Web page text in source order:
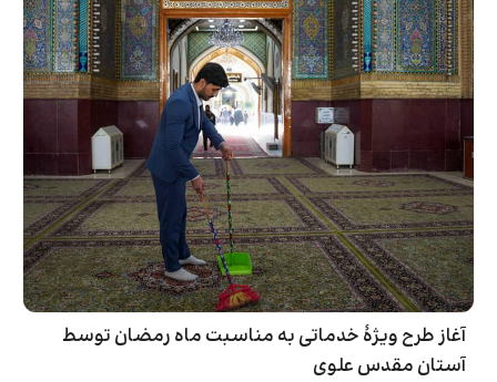
آغاز طرح ویژۀ خدماتی به مناسبت ماه رمضان توسط
آستان مقدس علوی